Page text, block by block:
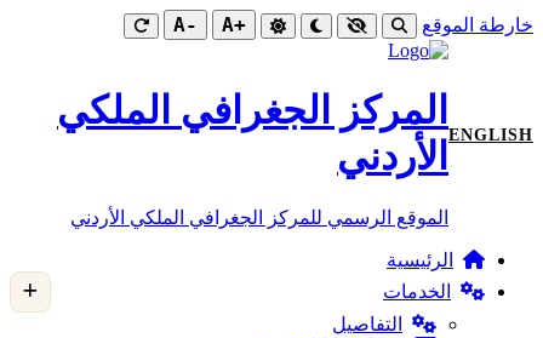
خارطة الموقع +A
-A
ENGLISH
المركز الجغرافي الملكي
الأردني
الموقع الرسمي للمركز الجغرافي الملكي الأردني
الرئيسية
الخدمات
التفاصيل